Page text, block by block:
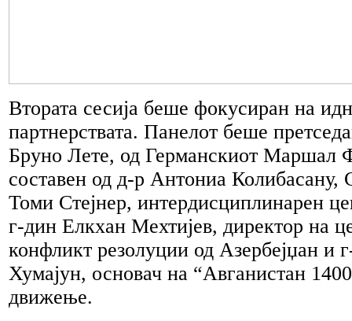
Втората сесија беше фокусиран на
партнерствата. Панелот беше
Бруно Лете, од Германскиот
составен од д-р Антониа Колибасану,
Томи Стејнер, интердисциплинарен
г-дин Елкхан Мехтијев, директор на
конфликт резолуции од Азербејџан и
Хумајун, основач на “Авганистан
движење.